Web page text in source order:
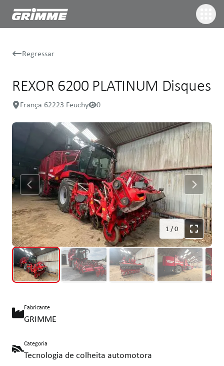
Regressar
REXOR 6200 PLATINUM Disques
França 62223 Feuchy 0
1/0
Fabricante
GRIMME
Categoria
Tecnologia de colheita automotora